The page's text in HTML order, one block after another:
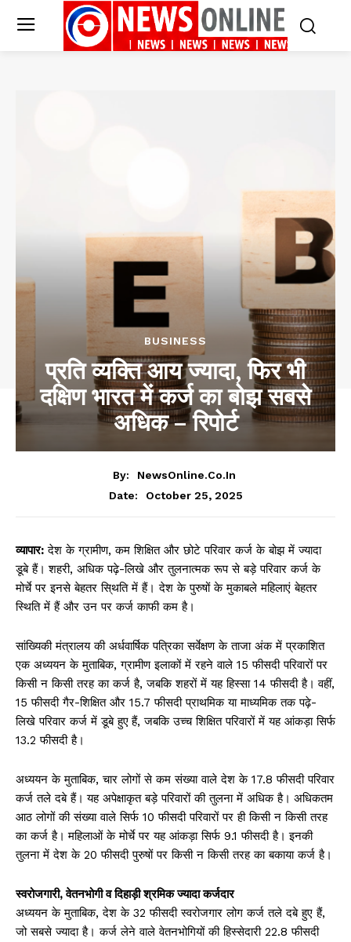
BUSINESS
प्रति व्यक्ति आय ज्यादा, फिर भी
दक्षिण भारत में कर्ज का बोझ सबसे
अधिक – रिपोर्ट
By:
NewsOnline.co.in
Date:
October 25, 2025
व्यापार: देश के ग्रामीण, कम शिक्षित और छोटे परिवार कर्ज के बोझ में ज्यादा
डूबे हैं। शहरी, अधिक पढ़े-लिखे और तुलनात्मक रूप से बड़े परिवार कर्ज के
मोर्चे पर इनसे बेहतर सि्थति में हैं। देश के पुरुषों के मुकाबले महिलाएं बेहतर
स्थिति में हैं और उन पर कर्ज काफी कम है।
सांख्यिकी मंत्रालय की अर्धवार्षिक पत्रिका सर्वेक्षण के ताजा अंक में प्रकाशित
एक अध्ययन के मुताबिक, ग्रामीण इलाकों में रहने वाले 15 फीसदी परिवारों पर
किसी न किसी तरह का कर्ज है, जबकि शहरों में यह हिस्सा 14 फीसदी है। वहीं,
15 फीसदी गैर-शिक्षित और 15.7 फीसदी प्राथमिक या माध्यमिक तक पढ़े-
लिखे परिवार कर्ज में डूबे हुए हैं, जबकि उच्च शिक्षित परिवारों में यह आंकड़ा सिर्फ
13.2 फीसदी है।
अध्ययन के मुताबिक, चार लोगों से कम संख्या वाले देश के 17.8 फीसदी परिवार
कर्ज तले दबे हैं। यह अपेक्षाकृत बड़े परिवारों की तुलना में अधिक है। अधिकतम
आठ लोगों की संख्या वाले सिर्फ 10 फीसदी परिवारों पर ही किसी न किसी तरह
का कर्ज है। महिलाओं के मोर्चे पर यह आंकड़ा सिर्फ 9.1 फीसदी है। इनकी
तुलना में देश के 20 फीसदी पुरुषों पर किसी न किसी तरह का बकाया कर्ज है।
स्वरोजगारी, वेतनभोगी व दिहाड़ी श्रमिक ज्यादा कर्जदार
अध्ययन के मुताबिक, देश के 32 फीसदी स्वरोजगार लोग कर्ज तले दबे हुए हैं,
जो सबसे ज्यादा है। कर्ज लेने वाले वेतनभोगियों की हिस्सेदारी 22.8 फीसदी